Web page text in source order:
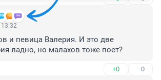
и певица Валерия. И это две
ладно, но малахов тоже поет?
+0 –0